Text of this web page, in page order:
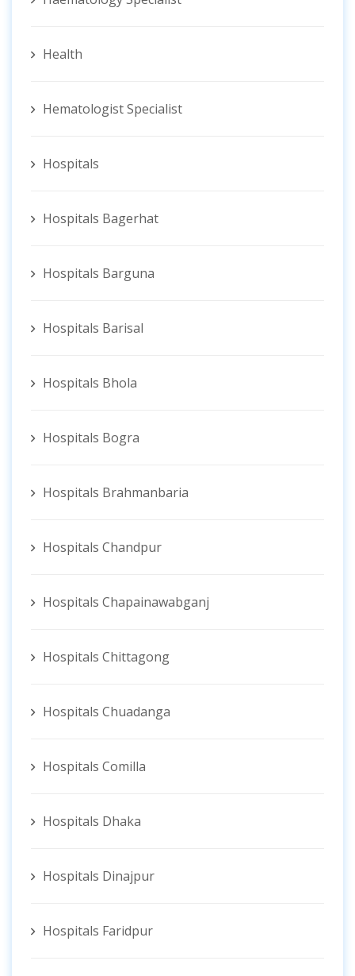
Health
Hematologist ‍Specialist
Hospitals
Hospitals Bagerhat
Hospitals Barguna
Hospitals Barisal
Hospitals Bhola
Hospitals Bogra
Hospitals Brahmanbaria
Hospitals Chandpur
Hospitals Chapainawabganj
Hospitals Chittagong
Hospitals Chuadanga
Hospitals Comilla
Hospitals Dhaka
Hospitals Dinajpur
Hospitals Faridpur